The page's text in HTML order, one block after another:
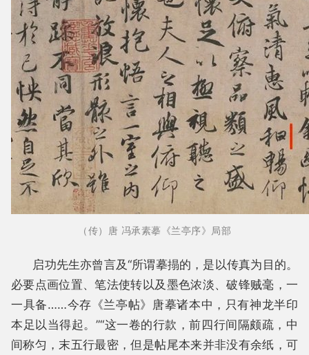
（传）唐 冯承素摹《兰亭序》局部
启功先生亦曾言及“所谓摹搨的，是以传真为目的。
必要点画位置、笔法使转以及墨色浓淡、破锋贼毫，一
一具备……今存《兰亭帖》唐摹诸本中，只有神龙半印
本足以当得起。”“这一卷的行款，前四行间隔颇疏，中
间称匀，末五行最密，但是帖尾本来并非没有余纸，可